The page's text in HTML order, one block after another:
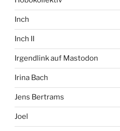
Inch
Inch II
Irgendlink auf Mastodon
Irina Bach
Jens Bertrams
Joel